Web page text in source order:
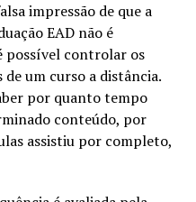
impressão de que a
EAD não é
possível controlar os
de um curso a distância.
por quanto tempo
conteúdo, por
assistiu por completo,